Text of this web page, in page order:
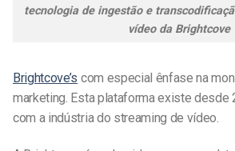
tecnologia de ingestão e
vídeo da Brightcove
Brightcove’s com especial ênfase na
marketing. Esta plataforma existe desde
com a indústria do streaming de vídeo.